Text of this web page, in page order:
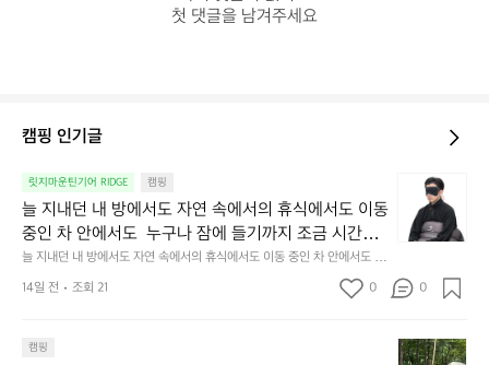
첫 댓글을 남겨주세요
캠핑 인기글
릿지마운틴기어 RIDGE 캠핑
늘 지내던 내 방에서도 자연 속에서의 휴식에서도 이동
중인 차 안에서도  누구나 잠에 들기까지 조금 시간이
걸리는 순간이 있습니다.  그럴 때는 차분하게 눈을 가
려보세요. 마치 암막 커튼을 조용히 내리듯이.  Polarte
c® Wind Pro™의 온기가 눈가를 포근히 감싸줍니다.
줍니다.  이 슬립 웜을 쓰는 것만으로 그곳은 나만의 밤
늘 지내던 내 방에서도 자연 속에서의 휴식에서도 이동 중인 차 안에서도  누
구나 잠에 들기까지 조금 시간이 걸리는 순간이 있습니다.  그럴 때는 차분하
게 눈을 가려보세요. 마치 암막 커튼을 조용히 내리듯이.  Polartec® Wind
밤이 됩니다.  안녕히 주무세요.
내
던
방
도
14일 전 조회 21 0 0
캠핑
첫